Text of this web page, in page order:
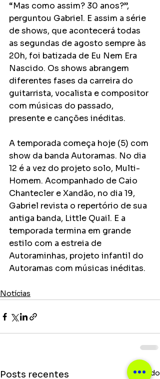
“Mas como assim? 30 anos?”,
perguntou Gabriel. E assim a série
de shows, que acontecerá todas
as segundas de agosto sempre às
20h, foi batizada de Eu Nem Era
Nascido. Os shows abrangem
diferentes fases da carreira do
guitarrista, vocalista e compositor
com músicas do passado,
presente e canções inéditas.
A temporada começa hoje (5) com
show da banda Autoramas. No dia
12 é a vez do projeto solo, Multi-
Homem. Acompanhado de Caio
Chantecler e Xandão, no dia 19,
Gabriel revista o repertório de sua
antiga banda, Little Quail. E a
temporada termina em grande
estilo com a estreia de
Autoraminhas, projeto infantil do
Autoramas com músicas inéditas.
Notícias
Posts recentes Ver tudo